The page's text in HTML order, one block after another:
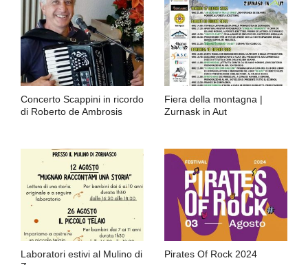
Concerto Scappini in ricordo
di Roberto de Ambrosis
Fiera della montagna |
Zurnask in Aut
Laboratori estivi al Mulino di
Pirates Of Rock 2024